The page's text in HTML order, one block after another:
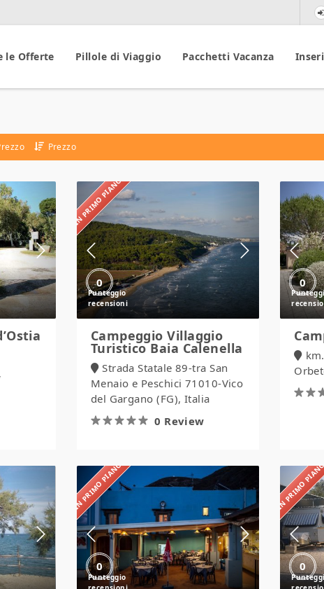
le Offerte Pillole di Viaggio Pacchetti Vacanza
Prezzo
IN PRIMO PIANO
0
Campeggio
Villaggio
Turistico
Baia
Calenella
Campeggio Villaggio
Turistico Baia Calenella
Strada Statale 89-tra San
Menaio e Peschici 71010-Vico
del Gargano (FG), Italia
0 Review
0
IN PRIMO PIANO
0
Camping
Baia
IN PRIMO
0